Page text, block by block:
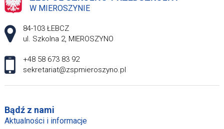
W MIEROSZYNIE
Adres pocztowy:
84-103 ŁEBCZ
ul. Szkolna 2, MIEROSZYNO
+48 58 673 83 92
sekretariat@zspmieroszyno.pl
Bądź z nami
Aktualności i informacje